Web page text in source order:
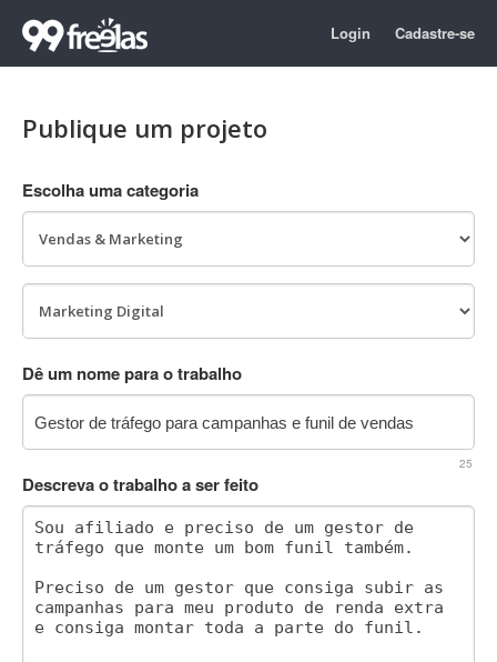
Login Cadastre-se
Publique um projeto
Escolha uma categoria
Dê um nome para o trabalho
25
Descreva o trabalho a ser feito